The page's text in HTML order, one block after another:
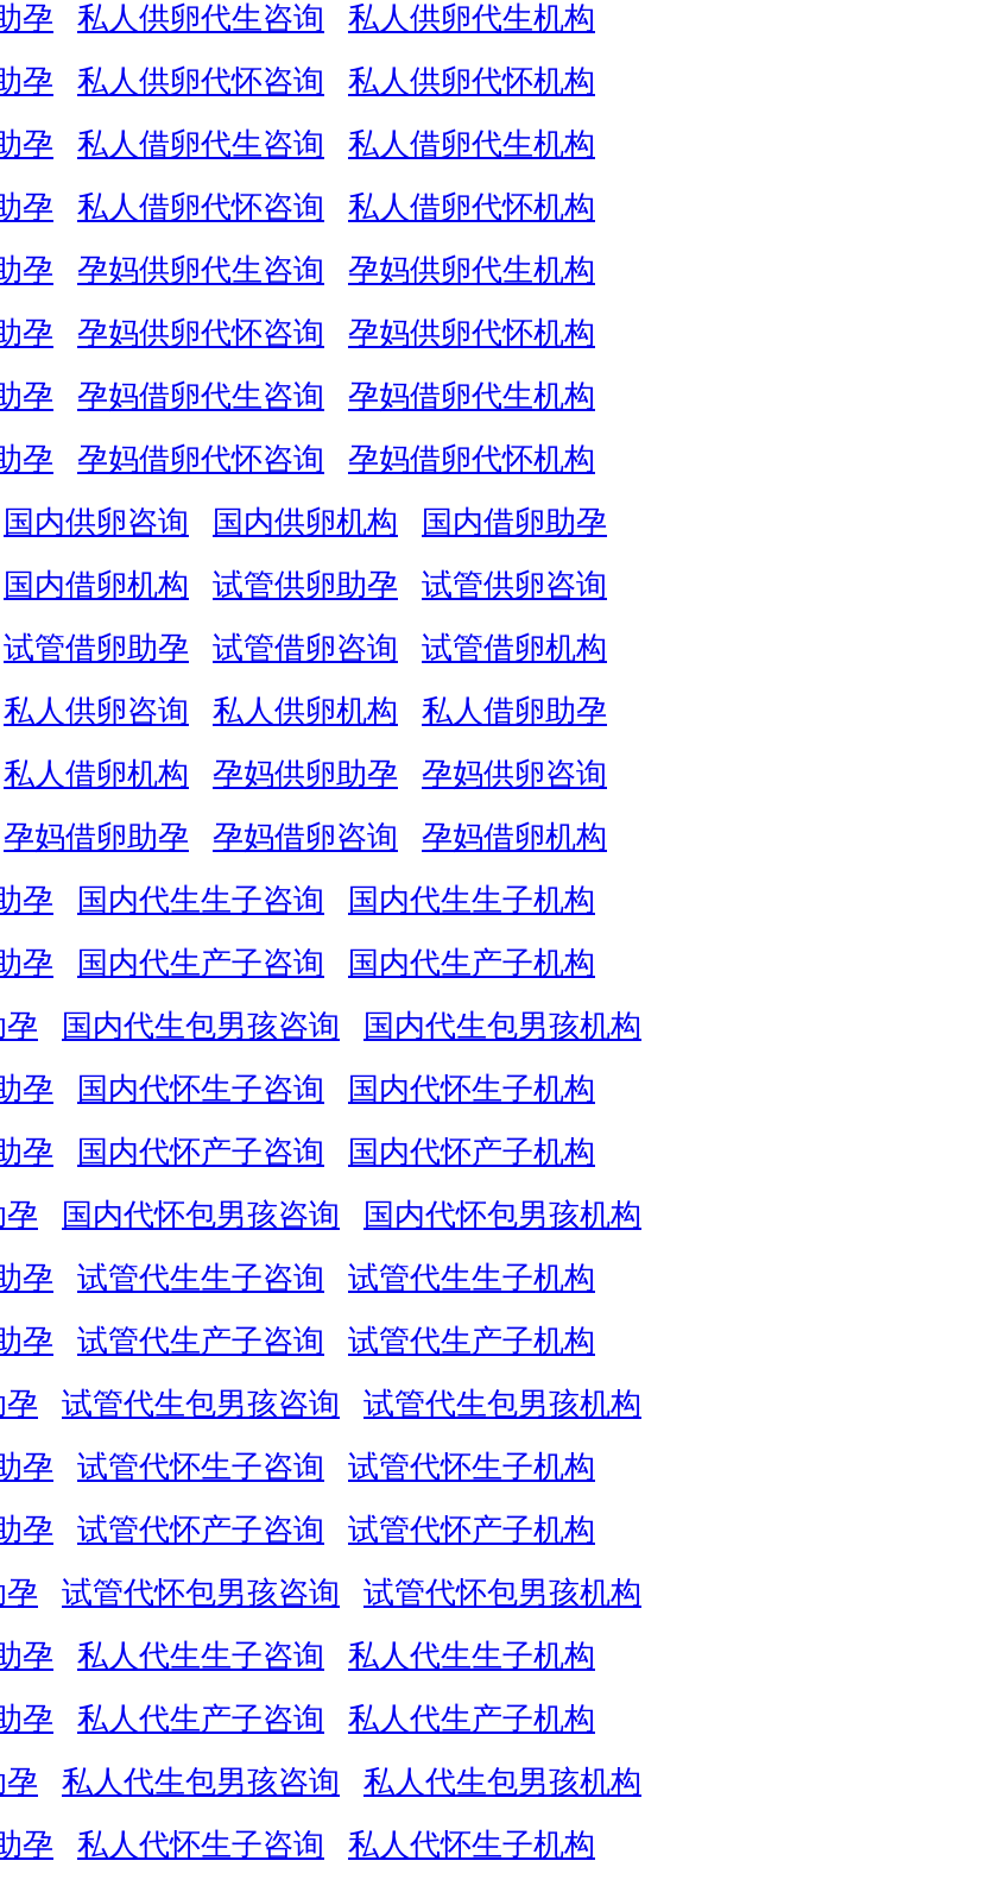
孕
私人供卵代生咨询
私人供卵代生机构
孕
私人供卵代怀咨询
私人供卵代怀机构
孕
私人借卵代生咨询
私人借卵代生机构
孕
私人借卵代怀咨询
私人借卵代怀机构
孕
孕妈供卵代生咨询
孕妈供卵代生机构
孕
孕妈供卵代怀咨询
孕妈供卵代怀机构
孕
孕妈借卵代生咨询
孕妈借卵代生机构
孕
孕妈借卵代怀咨询
孕妈借卵代怀机构
国内供卵咨询 国内供卵机构
国内借卵助孕
国内借卵机构 试管供卵助孕
试管供卵咨询
试管借卵助孕 试管借卵咨询
试管借卵机构
私人供卵咨询 私人供卵机构
私人借卵助孕
私人借卵机构 孕妈供卵助孕
孕妈供卵咨询
孕妈借卵助孕 孕妈借卵咨询
孕妈借卵机构
孕
国内代生生子咨询
国内代生生子机构
孕
国内代生产子咨询
国内代生产子机构
孕
国内代生包男孩咨询
国内代生包男孩机构
孕
国内代怀生子咨询
国内代怀生子机构
孕
国内代怀产子咨询
国内代怀产子机构
孕
国内代怀包男孩咨询
国内代怀包男孩机构
孕
试管代生生子咨询
试管代生生子机构
孕
试管代生产子咨询
试管代生产子机构
试管代生包男孩咨询
试管代生包男孩机构
孕
试管代怀生子咨询
试管代怀生子机构
孕
试管代怀产子咨询
试管代怀产子机构
试管代怀包男孩咨询
试管代怀包男孩机构
孕
私人代生生子咨询
私人代生生子机构
孕
私人代生产子咨询
私人代生产子机构
私人代生包男孩咨询
私人代生包男孩机构
孕
私人代怀生子咨询
私人代怀生子机构